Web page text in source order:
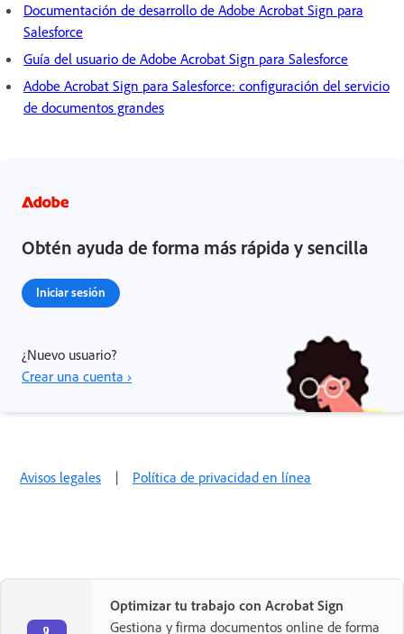
Documentación de desarrollo de Adobe Acrobat Sign para
Salesforce
Guía del usuario de Adobe Acrobat Sign para Salesforce
Adobe Acrobat Sign para Salesforce: configuración del servicio
de documentos grandes
Obtén ayuda de forma más rápida y sencilla
Iniciar sesión
¿Nuevo usuario?
Crear una cuenta ›
Avisos legales | Política de privacidad en línea
Optimizar tu trabajo con Acrobat Sign
Gestiona y firma documentos online de forma